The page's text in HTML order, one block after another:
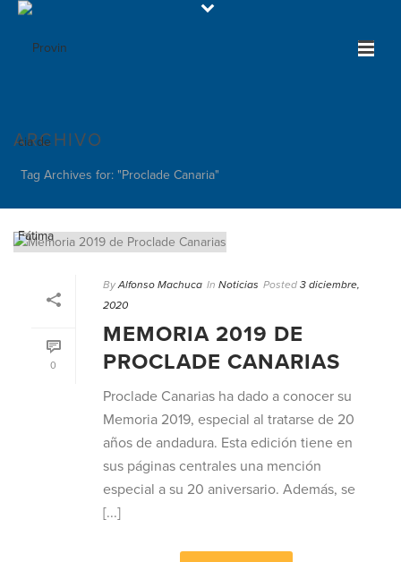
ARCHIVO
Tag Archives for: "Proclade Canaria"
0
By Alfonso Machuca In Noticias Posted 3 diciembre,
2020
MEMORIA 2019 DE
PROCLADE CANARIAS
Proclade Canarias ha dado a conocer su
Memoria 2019, especial al tratarse de 20
años de andadura. Esta edición tiene en
sus páginas centrales una mención
especial a su 20 aniversario. Además, se
[...]